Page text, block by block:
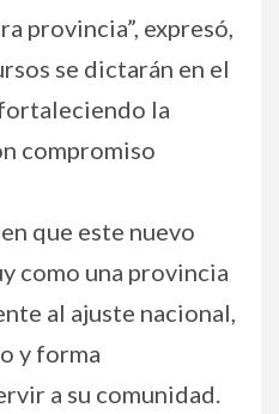
provincia”, expresó,
se dictarán en el
la
compromiso
que este nuevo
como una provincia
al ajuste nacional,
y forma
a su comunidad.